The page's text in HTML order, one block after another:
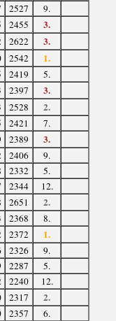
2527
9.
2455 3.
2622 3.
2542 1.
2419
5.
2397 3.
2528 2.
2421
7.
2389 3.
2406
9.
2332
5.
2344
12.
2651 2.
2368
8.
2372 1.
2326
9.
2287
5.
2240
12.
2317 2.
2357
6.